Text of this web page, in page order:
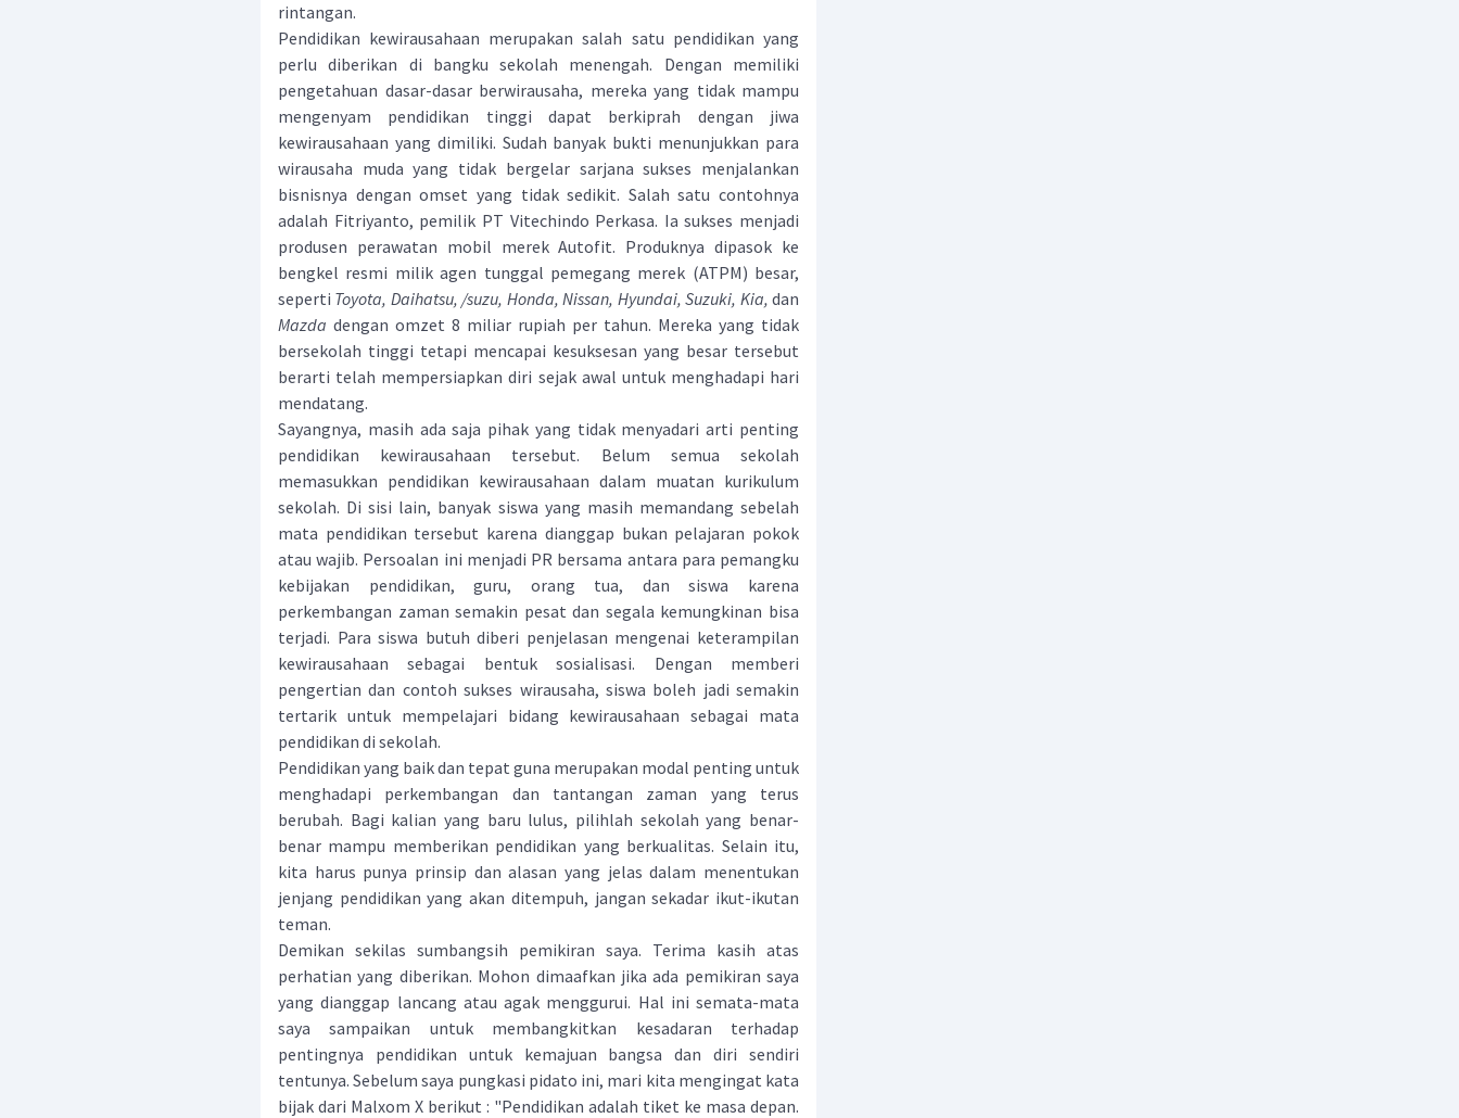
rintangan.
Pendidikan kewirausahaan merupakan salah satu pendidikan yang
perlu diberikan di bangku sekolah menengah. Dengan memiliki
pengetahuan dasar-dasar berwirausaha, mereka yang tidak mampu
mengenyam pendidikan tinggi dapat berkiprah dengan jiwa
kewirausahaan yang dimiliki. Sudah banyak bukti menunjukkan para
wirausaha muda yang tidak bergelar sarjana sukses menjalankan
bisnisnya dengan omset yang tidak sedikit. Salah satu contohnya
adalah Fitriyanto, pemilik PT Vitechindo Perkasa. Ia sukses menjadi
produsen perawatan mobil merek Autofit. Produknya dipasok ke
bengkel resmi milik agen tunggal pemegang merek (ATPM) besar,
seperti Toyota, Daihatsu, /suzu, Honda, Nissan, Hyundai, Suzuki, Kia,dan
Mazda dengan omzet 8 miliar rupiah per tahun. Mereka yang tidak
bersekolah tinggi tetapi mencapai kesuksesan yang besar tersebut
berarti telah mempersiapkan diri sejak awal untuk menghadapi hari
mendatang.
Sayangnya, masih ada saja pihak yang tidak menyadari arti penting
pendidikan kewirausahaan tersebut. Belum semua sekolah
memasukkan pendidikan kewirausahaan dalam muatan kurikulum
sekolah. Di sisi lain, banyak siswa yang masih memandang sebelah
mata pendidikan tersebut karena dianggap bukan pelajaran pokok
atau wajib. Persoalan ini menjadi PR bersama antara para pemangku
kebijakan pendidikan, guru, orang tua, dan siswa karena
perkembangan zaman semakin pesat dan segala kemungkinan bisa
terjadi. Para siswa butuh diberi penjelasan mengenai keterampilan
kewirausahaan sebagai bentuk sosialisasi. Dengan memberi
pengertian dan contoh sukses wirausaha, siswa boleh jadi semakin
tertarik untuk mempelajari bidang kewirausahaan sebagai mata
pendidikan di sekolah.
Pendidikan yang baik dan tepat guna merupakan modal penting untuk
menghadapi perkembangan dan tantangan zaman yang terus
berubah. Bagi kalian yang baru lulus, pilihlah sekolah yang benar-
benar mampu memberikan pendidikan yang berkualitas. Selain itu,
kita harus punya prinsip dan alasan yang jelas dalam menentukan
jenjang pendidikan yang akan ditempuh, jangan sekadar ikut-ikutan
teman.
Demikan sekilas sumbangsih pemikiran saya. Terima kasih atas
perhatian yang diberikan. Mohon dimaafkan jika ada pemikiran saya
yang dianggap lancang atau agak menggurui. Hal ini semata-mata
saya sampaikan untuk membangkitkan kesadaran terhadap
pentingnya pendidikan untuk kemajuan bangsa dan diri sendiri
tentunya. Sebelum saya pungkasi pidato ini, mari kita mengingat kata
bijak dari Malxom X berikut : "Pendidikan adalah tiket ke masa depan.